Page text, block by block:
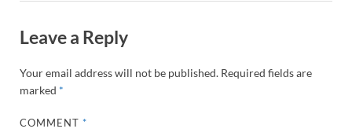
Leave a Reply
Your email address will not be published. Required fields are
marked *
COMMENT*